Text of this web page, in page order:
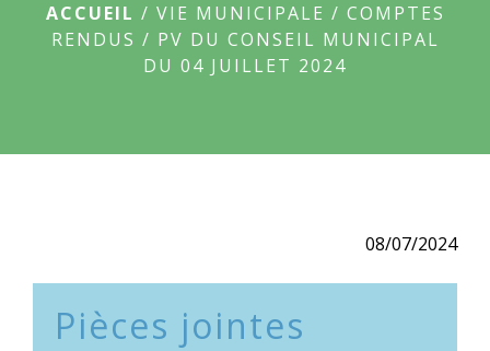
ACCUEIL / VIE MUNICIPALE / COMPTES
RENDUS / PV DU CONSEIL MUNICIPAL
DU 04 JUILLET 2024
08/07/2024
Pièces jointes